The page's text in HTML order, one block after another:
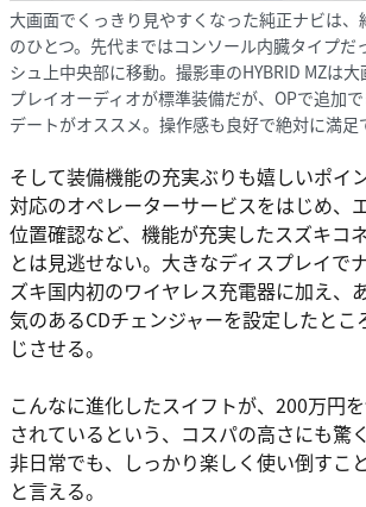
大画面でくっきり見やすくなった純正ナビは
のひとつ。先代まではコンソール内臓タイプだ
シュ上中央部に移動。撮影車のHYBRID MZは
プレイオーディオが標準装備だが、OPで追加
デートがオススメ。操作感も良好で絶対に満足
そして装備機能の充実ぶりも嬉しいポイ
対応のオペレーターサービスをはじめ、
位置確認など、機能が充実したスズキコ
とは見逃せない。大きなディスプレイで
ズキ国内初のワイヤレス充電器に加え、
気のあるCDチェンジャーを設定したとこ
じさせる。
こんなに進化したスイフトが、200万円
されているという、コスパの高さにも驚
非日常でも、しっかり楽しく使い倒すこ
と言える。